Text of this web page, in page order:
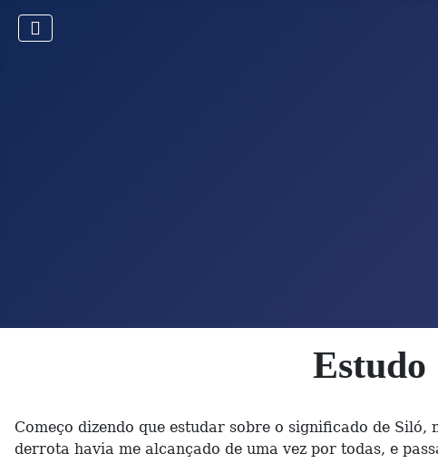
Estudo
Começo dizendo que estudar sobre o significado de
derrota havia me alcançado de uma vez por todas, e